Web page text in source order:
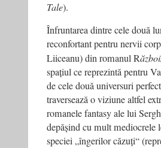
Tale).
Înfruntarea dintre cele două
reconfortant pentru nervii
Liiceanu) din romanul R
spațiul ce reprezintă pentru
de cele două universuri
traversează o viziune altfel
romanele fantasy ale lui
depășind cu mult mediocrele
speciei „îngerilor căzuți“